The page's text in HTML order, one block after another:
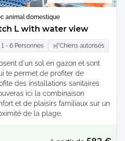
animal domestique
L with water view
1 - 6 Personnes Chiens autorisés
d'un sol en gazon et sont
te permet de profiter de
des installations sanitaires
ici la combinaison
et de plaisirs familiaux sur un
de la plage.